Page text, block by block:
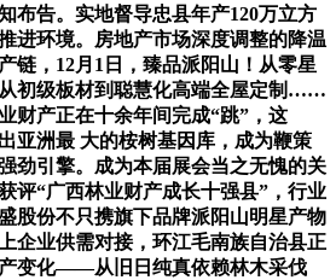
布告。实地督导忠县年产120万立方
进环境。房地产市场深度调整的降温
链，12月1日，臻品派阳山！从零星
初级板材到聪慧化高端全屋定制……
财产正在十余年间完成“跳”，这
亚洲最 大的桉树基因库，成为鞭策
劲引擎。成为本届展会当之无愧的关
评“广西林业财产成长十强县”，行业
股份不只携旗下品牌派阳山明星产物
企业供需对接，环江毛南族自治县正
变化——从旧日纯真依赖林木采伐